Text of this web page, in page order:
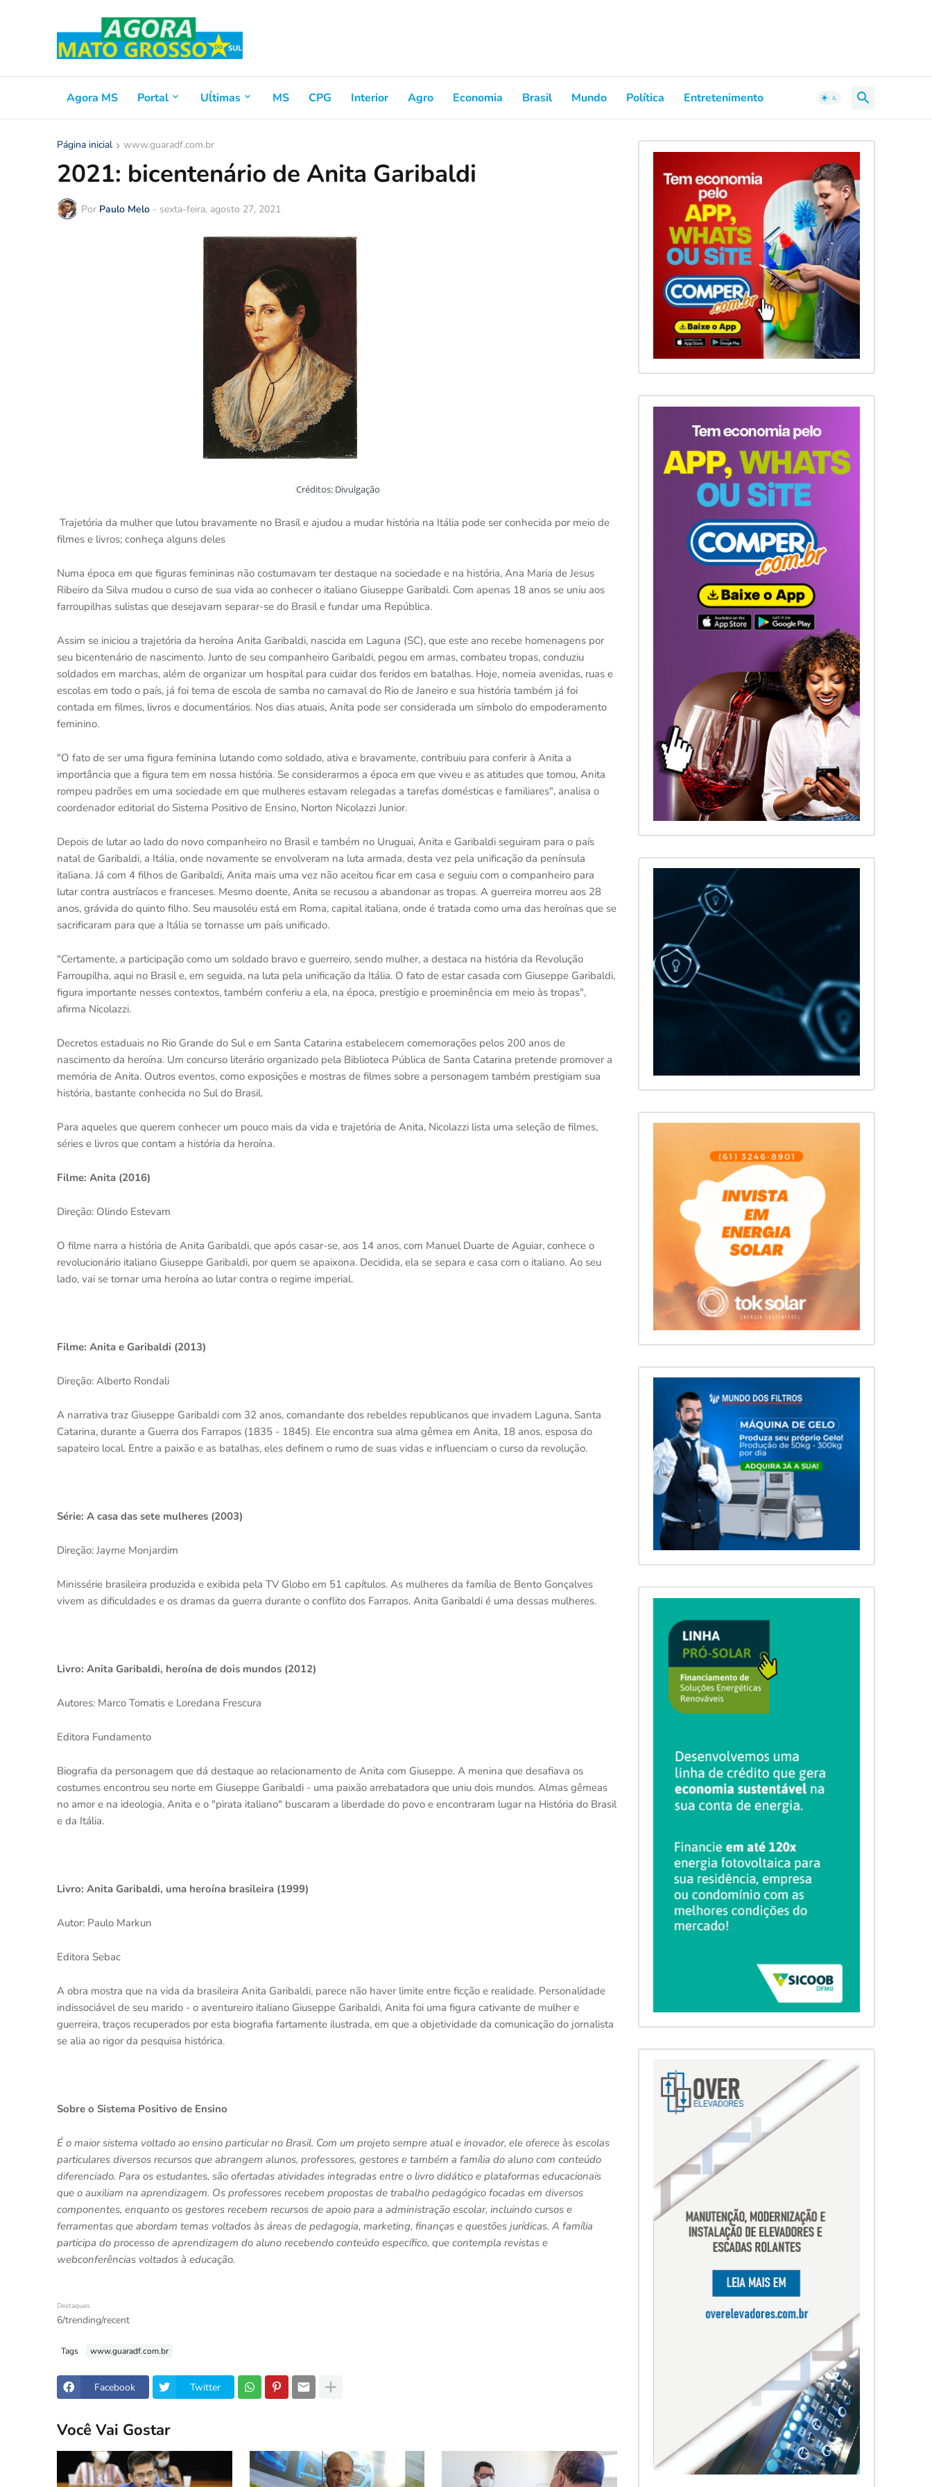
Agora MS Portal Uĺtimas MS CPG Interior Agro Economia Brasil Mundo Política Entretenimento
Página inicial www.guaradf.com.br
2021: bicentenário de Anita Garibaldi
Por Paulo Melo - sexta-feira, agosto 27, 2021
Créditos: Divulgação
Trajetória da mulher que lutou bravamente no Brasil e ajudou a mudar história na Itália pode ser conhecida por meio de
filmes e livros; conheça alguns deles
Numa época em que figuras femininas não costumavam ter destaque na sociedade e na história, Ana Maria de Jesus
Ribeiro da Silva mudou o curso de sua vida ao conhecer o italiano Giuseppe Garibaldi. Com apenas 18 anos se uniu aos
farroupilhas sulistas que desejavam separar-se do Brasil e fundar uma República.
Assim se iniciou a trajetória da heroína Anita Garibaldi, nascida em Laguna (SC), que este ano recebe homenagens por
seu bicentenário de nascimento. Junto de seu companheiro Garibaldi, pegou em armas, combateu tropas, conduziu
soldados em marchas, além de organizar um hospital para cuidar dos feridos em batalhas. Hoje, nomeia avenidas, ruas e
escolas em todo o país, já foi tema de escola de samba no carnaval do Rio de Janeiro e sua história também já foi
contada em filmes, livros e documentários. Nos dias atuais, Anita pode ser considerada um símbolo do empoderamento
feminino.
"O fato de ser uma figura feminina lutando como soldado, ativa e bravamente, contribuiu para conferir à Anita a
importância que a figura tem em nossa história. Se considerarmos a época em que viveu e as atitudes que tomou, Anita
rompeu padrões em uma sociedade em que mulheres estavam relegadas a tarefas domésticas e familiares", analisa o
coordenador editorial do Sistema Positivo de Ensino, Norton Nicolazzi Junior.
Depois de lutar ao lado do novo companheiro no Brasil e também no Uruguai, Anita e Garibaldi seguiram para o país
natal de Garibaldi, a Itália, onde novamente se envolveram na luta armada, desta vez pela unificação da península
italiana. Já com 4 filhos de Garibaldi, Anita mais uma vez não aceitou ficar em casa e seguiu com o companheiro para
lutar contra austríacos e franceses. Mesmo doente, Anita se recusou a abandonar as tropas. A guerreira morreu aos 28
anos, grávida do quinto filho. Seu mausoléu está em Roma, capital italiana, onde é tratada como uma das heroínas que se
sacrificaram para que a Itália se tornasse um país unificado.
"Certamente, a participação como um soldado bravo e guerreiro, sendo mulher, a destaca na história da Revolução
Farroupilha, aqui no Brasil e, em seguida, na luta pela unificação da Itália. O fato de estar casada com Giuseppe Garibaldi,
figura importante nesses contextos, também conferiu a ela, na época, prestígio e proeminência em meio às tropas",
afirma Nicolazzi.
Decretos estaduais no Rio Grande do Sul e em Santa Catarina estabelecem comemorações pelos 200 anos de
nascimento da heroína. Um concurso literário organizado pela Biblioteca Pública de Santa Catarina pretende promover a
memória de Anita. Outros eventos, como exposições e mostras de filmes sobre a personagem também prestigiam sua
história, bastante conhecida no Sul do Brasil.
Para aqueles que querem conhecer um pouco mais da vida e trajetória de Anita, Nicolazzi lista uma seleção de filmes,
séries e livros que contam a história da heroína.
Filme: Anita (2016)
Direção: Olindo Estevam
O filme narra a história de Anita Garibaldi, que após casar-se, aos 14 anos, com Manuel Duarte de Aguiar, conhece o
revolucionário italiano Giuseppe Garibaldi, por quem se apaixona. Decidida, ela se separa e casa com o italiano. Ao seu
lado, vai se tornar uma heroína ao lutar contra o regime imperial.
Filme: Anita e Garibaldi (2013)
Direção: Alberto Rondali
A narrativa traz Giuseppe Garibaldi com 32 anos, comandante dos rebeldes republicanos que invadem Laguna, Santa
Catarina, durante a Guerra dos Farrapos (1835 - 1845). Ele encontra sua alma gêmea em Anita, 18 anos, esposa do
sapateiro local. Entre a paixão e as batalhas, eles definem o rumo de suas vidas e influenciam o curso da revolução.
Série: A casa das sete mulheres (2003)
Direção: Jayme Monjardim
Minissérie brasileira produzida e exibida pela TV Globo em 51 capítulos. As mulheres da família de Bento Gonçalves
vivem as dificuldades e os dramas da guerra durante o conflito dos Farrapos. Anita Garibaldi é uma dessas mulheres.
Livro: Anita Garibaldi, heroína de dois mundos (2012)
Autores: Marco Tomatis e Loredana Frescura
Editora Fundamento
Biografia da personagem que dá destaque ao relacionamento de Anita com Giuseppe. A menina que desafiava os
costumes encontrou seu norte em Giuseppe Garibaldi - uma paixão arrebatadora que uniu dois mundos. Almas gêmeas
no amor e na ideologia, Anita e o "pirata italiano" buscaram a liberdade do povo e encontraram lugar na História do Brasil
e da Itália.
Livro: Anita Garibaldi, uma heroína brasileira (1999)
Autor: Paulo Markun
Editora Sebac
A obra mostra que na vida da brasileira Anita Garibaldi, parece não haver limite entre ficção e realidade. Personalidade
indissociável de seu marido - o aventureiro italiano Giuseppe Garibaldi, Anita foi uma figura cativante de mulher e
guerreira, traços recuperados por esta biografia fartamente ilustrada, em que a objetividade da comunicação do jornalista
se alia ao rigor da pesquisa histórica.
Sobre o Sistema Positivo de Ensino
É o maior sistema voltado ao ensino particular no Brasil. Com um projeto sempre atual e inovador, ele oferece às escolas
particulares diversos recursos que abrangem alunos, professores, gestores e também a família do aluno com conteúdo
diferenciado. Para os estudantes, são ofertadas atividades integradas entre o livro didático e plataformas educacionais
que o auxiliam na aprendizagem. Os professores recebem propostas de trabalho pedagógico focadas em diversos
componentes, enquanto os gestores recebem recursos de apoio para a administração escolar, incluindo cursos e
ferramentas que abordam temas voltados às áreas de pedagogia, marketing, finanças e questões jurídicas. A família
participa do processo de aprendizagem do aluno recebendo conteúdo específico, que contempla revistas e
webconferências voltados à educação.
Destaques
6/trending/recent
Tags www.guaradf.com.br
Facebook Twitter
Você Vai Gostar